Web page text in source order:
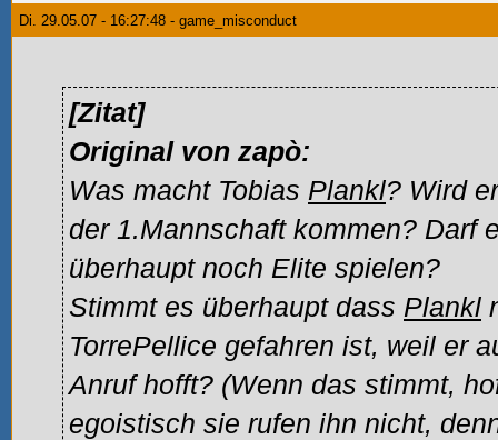
Di. 29.05.07 - 16:27:48 - game_misconduct
[Zitat]
Original von zapò:
Was macht Tobias Plankl? Wird
der 1.Mannschaft kommen? Darf
überhaupt noch Elite spielen?
Stimmt es überhaupt dass Plankl
TorrePellice gefahren ist, weil er
Anruf hofft? (Wenn das stimmt,
egoistisch sie rufen ihn nicht,